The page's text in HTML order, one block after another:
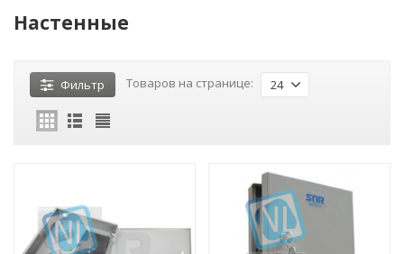
Настенные
Фильтр Товаров на странице: 24